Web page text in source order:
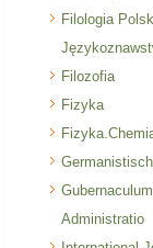
Filologia
Filozofia
Fizyka
Administratio